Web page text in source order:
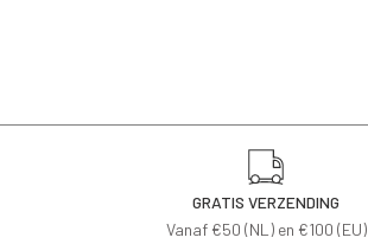
GRATIS VERZENDING
Vanaf €50 (NL) en €100 (EU)